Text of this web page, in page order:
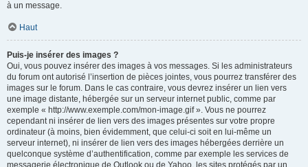
à un message.
Haut
Puis-je insérer des images ?
Oui, vous pouvez insérer des images à vos messages. Si les administrateurs
du forum ont autorisé l’insertion de pièces jointes, vous pourrez transférer des
images sur le forum. Dans le cas contraire, vous devrez insérer un lien vers
une image distante, hébergée sur un serveur internet public, comme par
exemple « http://www.exemple.com/mon-image.gif ». Vous ne pourrez
cependant ni insérer de lien vers des images présentes sur votre propre
ordinateur (à moins, bien évidemment, que celui-ci soit en lui-même un
serveur internet), ni insérer de lien vers des images hébergées derrière un
quelconque système d’authentification, comme par exemple les services de
messagerie électronique de Outlook ou de Yahoo, les sites protégés par un